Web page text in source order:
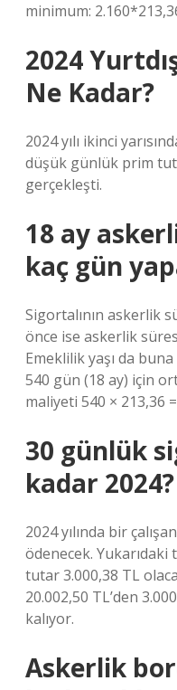
minimum:
2024
Ne Kadar?
2024 yılı ikinci
düşük günlük prim
gerçekleşti.
18 ay
kaç gün
Sigortalının askerlik
önce ise askerlik
Emeklilik yaşı da
540 gün (18 ay) için
maliyeti 540 × 213,36
30 günlük
kadar 2024?
2024 yılında bir
ödenecek. Yukarıdaki
tutar 3.000,38 TL
20.002,50 TL’den
kalıyor.
Askerlik